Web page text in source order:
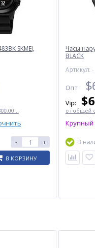
Фонарь кемпинг W893-1-
SKMEI,
- +
В КОРЗИНУ
Часы
BLACK
Артикул: -
Опт $
Vip: $
от общей
Крупный
В